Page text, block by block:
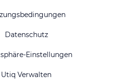
Datenschutz
Einstellungen
Utiq Verwalten